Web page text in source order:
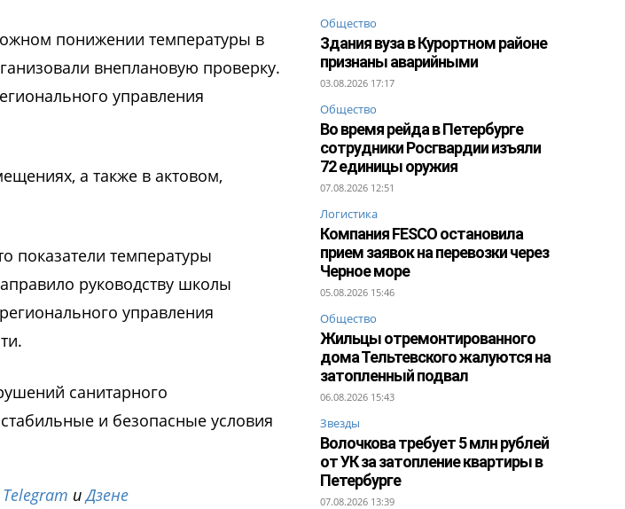
понижении температуры в
внеплановую проверку.
управления
а также в актовом,
показатели температуры
руководству школы
управления
санитарного
и безопасные условия
Telegram иДзене
Общество
Здания вуза в Курортном районе
признаны аварийными
03.08.2026 17:17
Общество
Во время рейда в Петербурге
сотрудники Росгвардии изъяли
72 единицы оружия
07.08.2026 12:51
Логистика
Компания FESCO остановила
прием заявок на перевозки через
Черное море
05.08.2026 15:46
Общество
Жильцы отремонтированного
дома Тельтевского жалуются на
затопленный подвал
06.08.2026 15:43
Звезды
Волочкова требует 5 млн рублей
от УК за затопление квартиры в
Петербурге
07.08.2026 13:39